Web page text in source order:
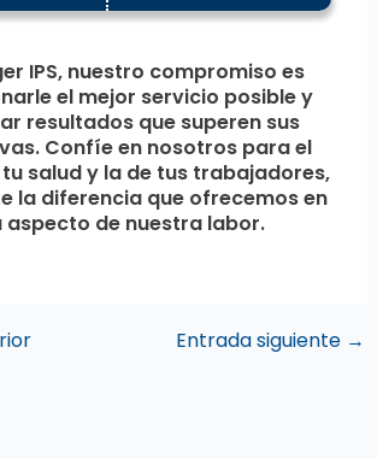
IPS, nuestro compromiso es
el mejor servicio posible y
resultados que superen sus
Confíe en nosotros para el
salud y la de tus trabajadores,
la diferencia que ofrecemos en
aspecto de nuestra labor.
Entrada siguiente →